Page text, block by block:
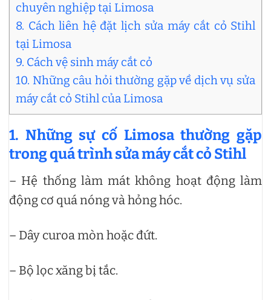
chuyên nghiệp tại Limosa
8. Cách liên hệ đặt lịch sửa máy cắt cỏ Stihl
tại Limosa
9. Cách vệ sinh máy cắt cỏ
10. Những câu hỏi thường gặp về dịch vụ sửa
máy cắt cỏ Stihl của Limosa
1. Những sự cố Limosa thường gặp
trong quá trình sửa máy cắt cỏ Stihl
– Hệ thống làm mát không hoạt động làm
động cơ quá nóng và hỏng hóc.
– Dây curoa mòn hoặc đứt.
– Bộ lọc xăng bị tắc.